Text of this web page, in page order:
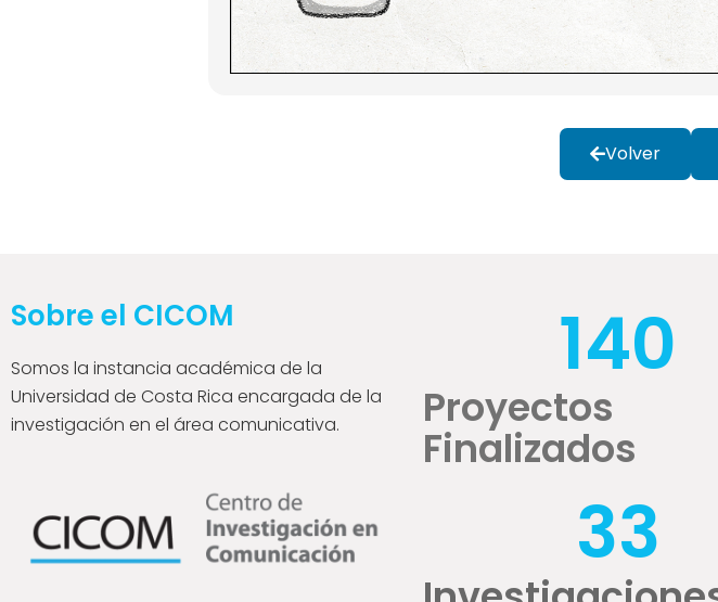
Volver
Sobre el CICOM
Somos la instancia académica de la
Universidad de Costa Rica encargada de la
investigación en el área comunicativa.
Proyectos
Finalizados
140
33